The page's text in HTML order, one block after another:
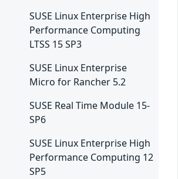
SUSE Linux Enterprise High
Performance Computing
LTSS 15 SP3
SUSE Linux Enterprise
Micro for Rancher 5.2
SUSE Real Time Module 15-
SP6
SUSE Linux Enterprise High
Performance Computing 12
SP5